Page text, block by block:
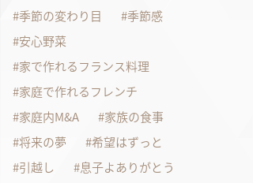
季節の変わり目
季節感
安心野菜
家で作れるフランス料理
家庭で作れるフレンチ
家庭内M&A
家族の食事
将来の夢
希望はずっと
引越し
息子よありがとう